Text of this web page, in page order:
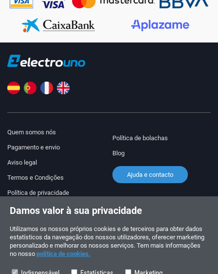
Quem somos nós
Pagamento e envio
Aviso legal
Termos e Condições
Política de privacidade
Política de bolachas
Blog
Ajuda e contacto
ENCOMENDAS E CONSULTAS
+34 910 600 459
+34 622 219 640
HORÁRIO DE VERÃO
Siga-nos!
Damos valor à sua privacidade
Utilizamos os nossos próprios cookies e de terceiros para obter dados
estatísticos da navegação dos nossos utilizadores, oferecer marketing
personalizado e melhorar os nossos serviços. Tem mais informações
no nosso política de cookies.